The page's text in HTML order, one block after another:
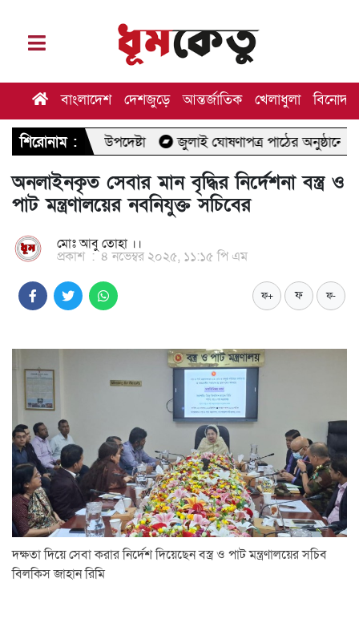
বাংলাদেশ দেশজুড়ে আন্তর্জাতিক খেলাধুলা বিনোদন
শিরোনাম :
উপদেষ্টা জুলাই ঘোষণাপত্র পাঠের অনুষ্ঠানে যাচ্ছেন মির্জা
অনলাইনকৃত সেবার মান বৃদ্ধির নির্দেশনা বস্ত্র ও
পাট মন্ত্রণালয়ের নবনিযুক্ত সচিবের
মোঃ আবু তোহা ।।
প্রকাশ :৪ নভেম্বর ২০২৫, ১১:১৫ পি এম
ফ+ ফ ফ-
দক্ষতা দিয়ে সেবা করার নির্দেশ দিয়েছেন বস্ত্র ও পাট মন্ত্রণালয়ের সচিব
বিলকিস জাহান রিমি